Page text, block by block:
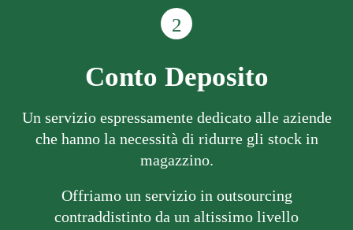
2
Conto Deposito
Un servizio espressamente dedicato alle aziende
che hanno la necessità di ridurre gli stock in
magazzino.
Offriamo un servizio in outsourcing
contraddistinto da un altissimo livello